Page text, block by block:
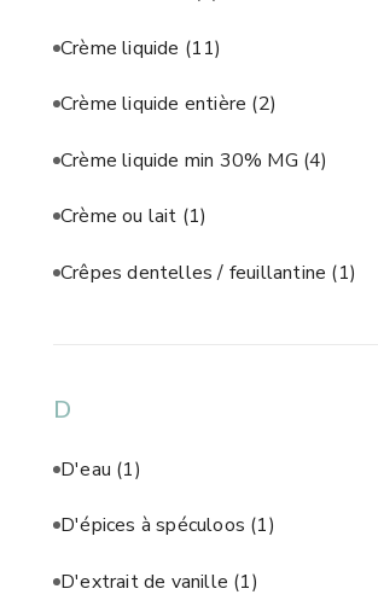
Crème liquide (11)
Crème liquide entière (2)
Crème liquide min 30% MG (4)
Crème ou lait (1)
Crêpes dentelles / feuillantine (1)
D
D'eau (1)
D'épices à spéculoos (1)
D'extrait de vanille (1)